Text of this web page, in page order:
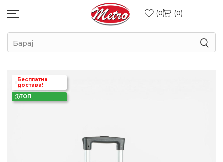
0 0
Барај
Бесплатна
достава!
ТОП